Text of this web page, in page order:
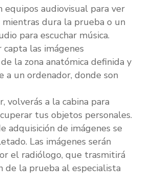
audiovisual para ver
dura la prueba o un
para escuchar música.
capta las imágenes
la zona anatómica definida y
a un ordenador, donde son
volverás a la cabina para
tus objetos personales.
adquisición de imágenes se
Las imágenes serán
el radiólogo, que trasmitirá
de la prueba al especialista